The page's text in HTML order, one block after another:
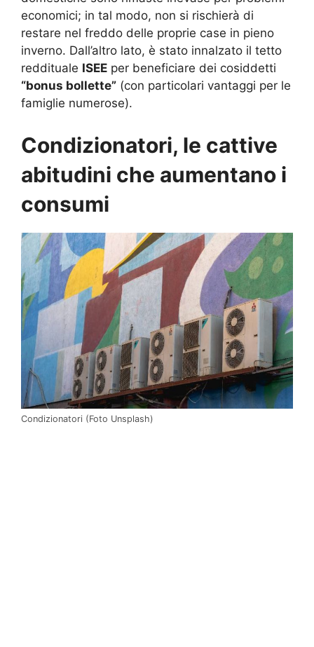
economici; in tal modo, non si rischierà di
restare nel freddo delle proprie case in pieno
inverno. Dall’altro lato, è stato innalzato il tetto
reddituale ISEE per beneficiare dei cosiddetti
“bonus bollette” (con particolari vantaggi per le
famiglie numerose).
Condizionatori, le cattive
abitudini che aumentano i
consumi
Condizionatori (Foto Unsplash)